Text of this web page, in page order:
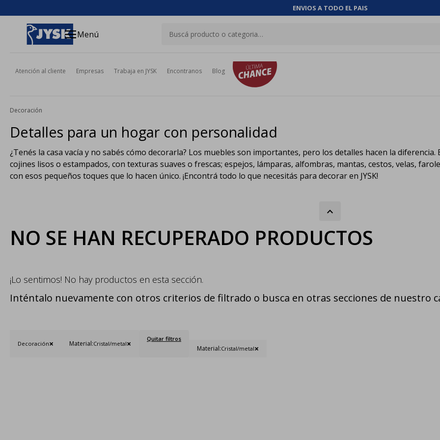
ENVIOS A TODO EL PAIS
menuMenú
Atención al cliente Empresas Trabaja en JYSK Encontranos Blog
Decoración
Detalles para un hogar con personalidad
¿Tenés la casa vacía y no sabés cómo decorarla? Los muebles son importantes, pero los detalles hacen la
cojines lisos o estampados, con texturas suaves o frescas; espejos, lámparas, alfombras, mantas, cestos, velas,
con esos pequeños toques que lo hacen único. ¡Encontrá todo lo que necesitás para decorar en JYSK!
NO SE HAN RECUPERADO PRODUCTOS
¡Lo sentimos! No hay productos en esta sección.
Inténtalo nuevamente con otros criterios de filtrado o busca en otras secciones de nuestro
Decoración Material:Cristal/metal
Quitar filtros
Material:Cristal/metal
close